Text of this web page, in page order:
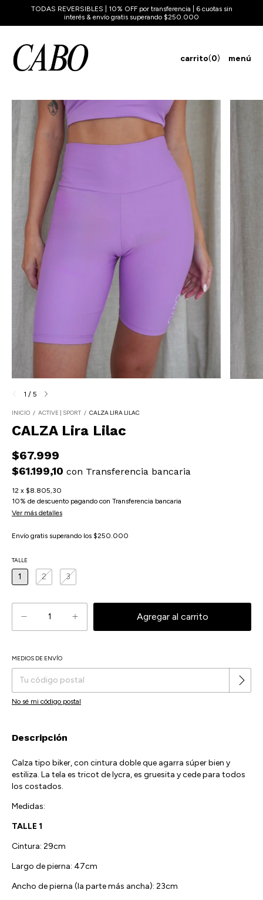
TODAS REVERSIBLES | 10% OFF por transferencia | 6 cuotas sin
interés & envío gratis superando $250.000
menú
carrito(0)
1 / 5
INICIO / ACTIVE | SPORT / CALZA LIRA LILAC
CALZA Lira Lilac
$67.999
$61.199,10 con Transferencia bancaria
12 x $8.805,30
10% de descuento pagando con Transferencia bancaria
Ver más detalles
Envío gratis superando los $250.000
TALLE
1 2 3
Entregas para el CP:
MEDIOS DE ENVÍO
No sé mi código postal
Descripción
Calza tipo biker, con cintura doble que agarra súper bien y
estiliza. La tela es tricot de lycra, es gruesita y cede para todos
los costados.
Medidas:
TALLE 1
Cintura: 29cm
Largo de pierna: 47cm
Ancho de pierna (la parte más ancha): 23cm